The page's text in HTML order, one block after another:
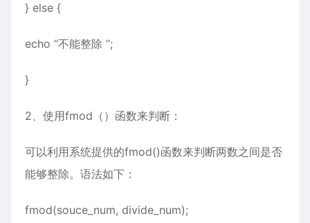
} else {
echo “不能整除 “;
}
2、使用fmod（）函数来判断：
可以利用系统提供的fmod()函数来判断两数之间是否
能够整除。语法如下：
fmod(souce_num, divide_num);